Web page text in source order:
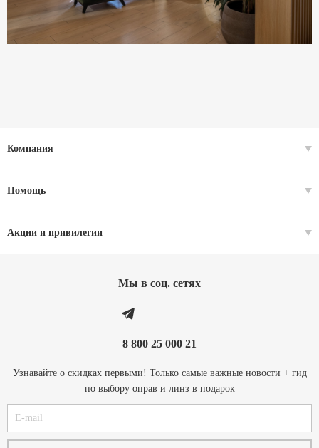
Компания
Помощь
Акции и привилегии
Мы в соц. cетях
8 800 25 000 21
Узнавайте о скидках первыми! Только самые важные новости + гид
по выбору оправ и линз в подарок